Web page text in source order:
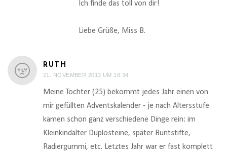
Ich finde das toll von dir!
Liebe Grüße, Miss B.
RUTH
21. NOVEMBER 2013 UM 18:34
Meine Tochter (25) bekommt jedes Jahr einen von
mir gefüllten Adventskalender - je nach Altersstufe
kamen schon ganz verschiedene Dinge rein: im
Kleinkindalter Duplosteine, später Buntstifte,
Radiergummi, etc. Letztes Jahr war er fast komplett